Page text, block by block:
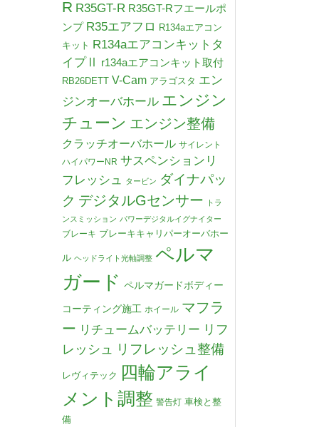
R R35GT-R R35GT-Rフエールポ
ンプ R35エアフロ R134aエアコン
キット R134aエアコンキットタ
イプⅡ
r134aエアコンキット取付
RB26DETT V-Cam アラゴスタ エン
ジンオーバホール エンジン
チューン エンジン整備
クラッチオーバホール サイレント
ハイパワーNR サスペンションリ
フレッシュ
タービン ダイナパッ
ク デジタルGセンサー
トラ
ンスミッション パワーデジタルイグナイター
ブレーキ ブレーキキャリパーオーバホー
ル ヘッドライト光軸調整 ペルマ
ガード ペルマガードボディー
コーティング施工 ホイール マフラ
ー リチュームバッテリー リフ
レッシュ
リフレッシュ整備
レヴィテック 四輪アライ
メント調整 警告灯 車検と整
備